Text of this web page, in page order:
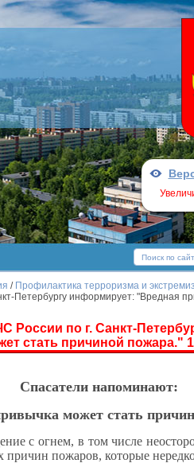
/ Профилактика терроризма и
Петербургу информирует: "Вредная
России по г. Санкт-
стать причиной пожара."
Спасатели напоминают:
может стать
с огнем, в том числе
причин пожаров, которые